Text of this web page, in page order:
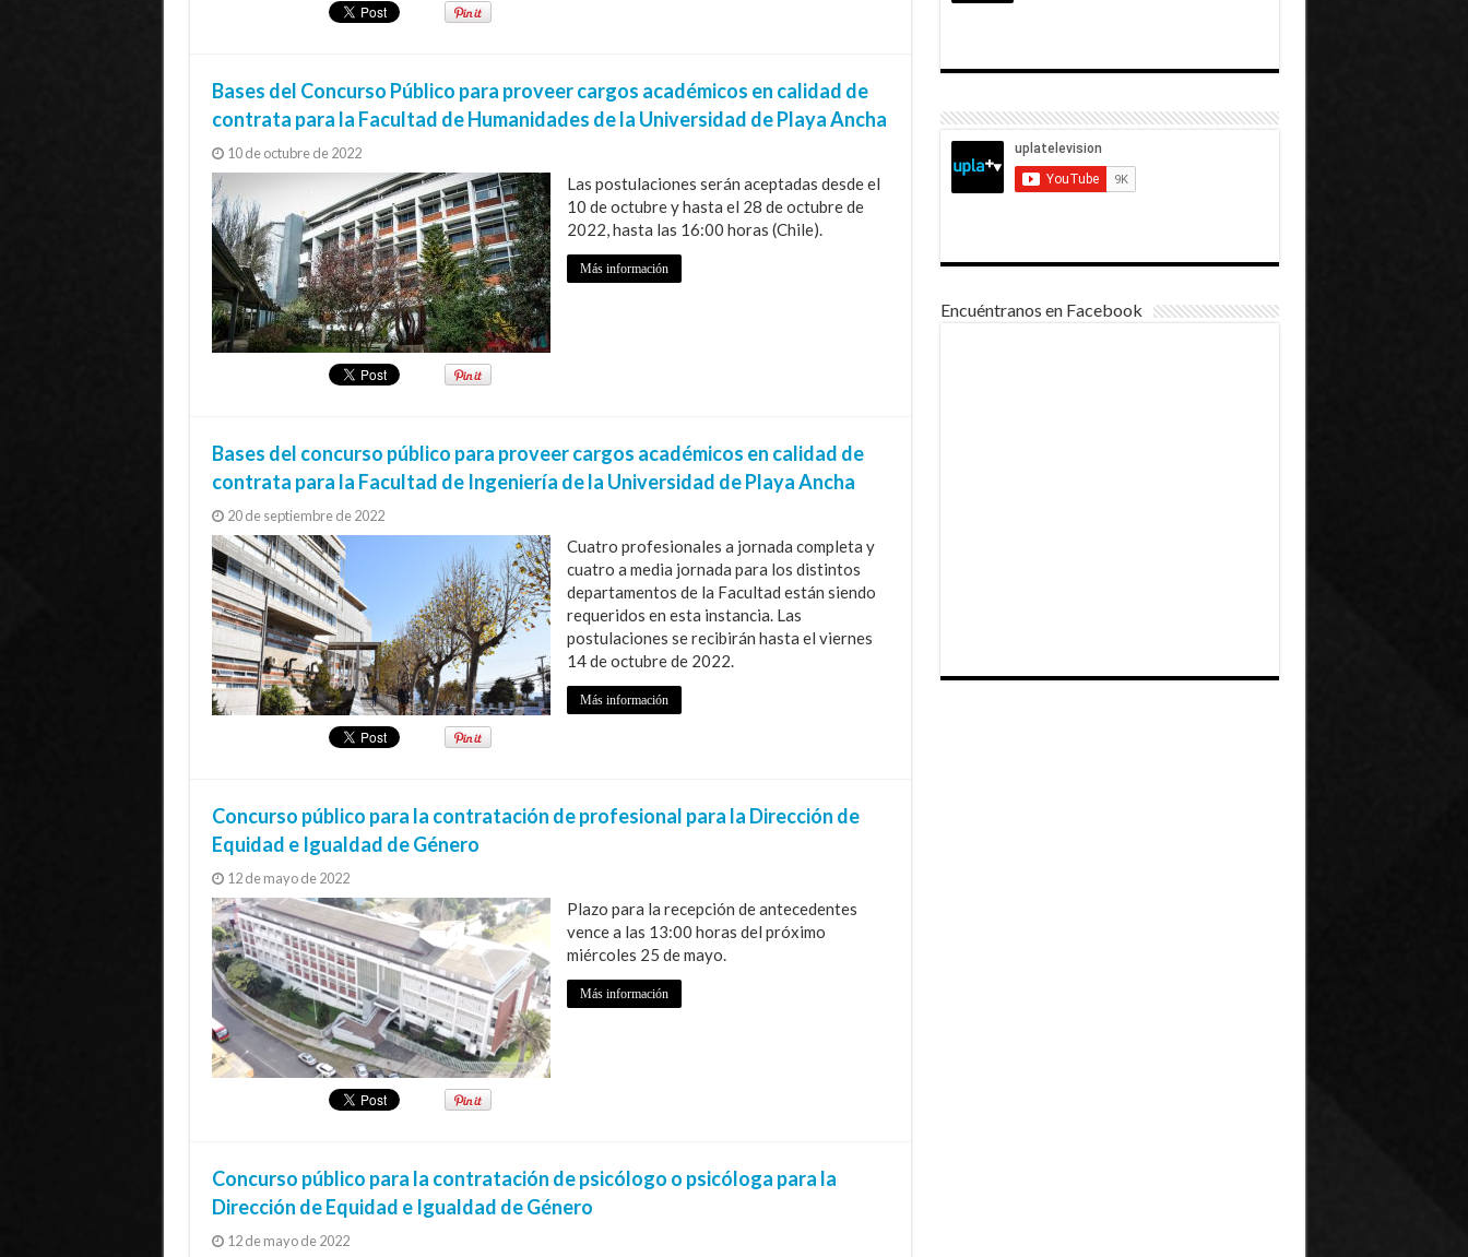
Bases del Concurso Público para proveer cargos académicos en calidad de
contrata para la Facultad de Humanidades de la Universidad de Playa Ancha
10 de octubre de 2022
Las postulaciones serán aceptadas desde el
10 de octubre y hasta el 28 de octubre de
2022, hasta las 16:00 horas (Chile).
Más información
Bases del concurso público para proveer cargos académicos en calidad de
contrata para la Facultad de Ingeniería de la Universidad de Playa Ancha
20 de septiembre de 2022
Cuatro profesionales a jornada completa y
cuatro a media jornada para los distintos
departamentos de la Facultad están siendo
requeridos en esta instancia. Las
postulaciones se recibirán hasta el viernes
14 de octubre de 2022.
Más información
Concurso público para la contratación de profesional para la Dirección de
Equidad e Igualdad de Género
12 de mayo de 2022
Plazo para la recepción de antecedentes
vence a las 13:00 horas del próximo
miércoles 25 de mayo.
Más información
Concurso público para la contratación de psicólogo o psicóloga para la
Dirección de Equidad e Igualdad de Género
12 de mayo de 2022
Encuéntranos en Facebook